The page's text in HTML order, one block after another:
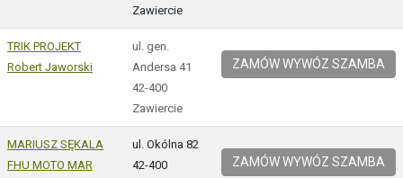
Zawiercie
TRIK PROJEKT
Robert Jaworski
ul. gen.
Andersa 41
42-400
Zawiercie
ZAMÓW WYWÓZ SZAMBA
MARIUSZ SĘKALA
FHU MOTO MAR
ul. Okólna 82
42-400
ZAMÓW WYWÓZ SZAMBA